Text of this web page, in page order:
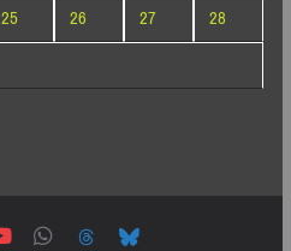
25 26 27
28